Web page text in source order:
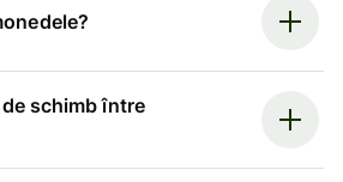
schimb între